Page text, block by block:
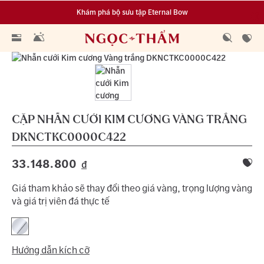
Khám phá bộ sưu tập Eternal Bow
Đa dạng lựa chọn tích luỹ từ 0.1 chỉ vàng 999.9
CẶP NHẪN CƯỚI KIM CƯƠNG VÀNG TRẮNG
DKNCTKC0000C422
33.148.800 đ
Giá tham khảo sẽ thay đổi theo giá vàng, trọng lượng vàng
và giá trị viên đá thực tế
Hướng dẫn kích cỡ